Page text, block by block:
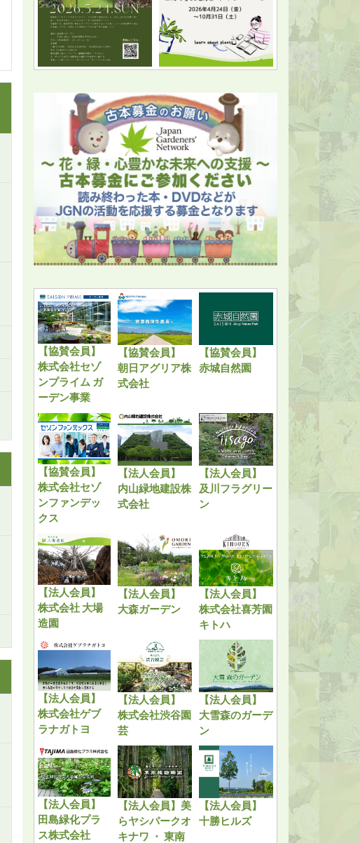
【協賛会員】
株式会社セゾ
ンプライム ガ
ーデン事業
【協賛会員】
朝日アグリア株
式会社
【協賛会員】
赤城自然園
【協賛会員】
株式会社セゾ
ンファンデッ
クス
【法人会員】
内山緑地建設株
式会社
【法人会員】
及川フラグリー
ン
【法人会員】
株式会社 大場
造園
【法人会員】
大森ガーデン
【法人会員】
株式会社喜芳園
キトハ
【法人会員】
株式会社ゲブ
ラナガトヨ
【法人会員】
株式会社渋谷園
芸
【法人会員】
大雪森のガーデ
ン
【法人会員】
田島緑化プラ
ス株式会社
【法人会員】美
らヤシパークオ
キナワ ・ 東南
【法人会員】
十勝ヒルズ